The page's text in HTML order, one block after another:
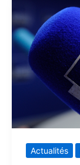
Actualités